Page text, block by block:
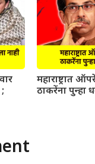
महाराष्ट्रात
ठाकरेंना पुन्हा